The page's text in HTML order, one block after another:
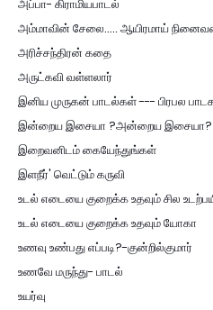
அப்பா- கிராமியபாடல்
அம்மாவின் சேலை..... ஆயிரமாய்
அரிச்சந்திரன் கதை
அருட்கவி வள்ளலார்
இனிய முருகன் பாடல்கள் --- பிரபல
இன்றைய இசையா ?அன்றைய இசையா? -
இறைவனிடம் கையேந்துங்கள்
இளநீர்' வெட்டும் கருவி
உடல் எடையை குறைக்க உதவும் சில
உடல் எடையை குறைக்க உதவும் யோகா
உணவு உண்பது எப்படி?-குன்றில்குமார்
உணவே மருந்து- பாடல்
உயர்வு